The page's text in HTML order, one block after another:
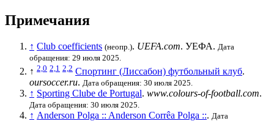
Примечания
↑ Club coefficients (неопр.). UEFA.com. УЕФА. Дата
обращения: 29 июля 2025.
↑ 2,0 2,1 2,2 Спортинг (Лиссабон) футбольный клуб.
oursoccer.ru. Дата обращения: 30 июля 2025.
↑ Sporting Clube de Portugal. www.colours-of-football.com.
Дата обращения: 30 июля 2025.
↑ Anderson Polga :: Anderson Corrêa Polga ::. Дата